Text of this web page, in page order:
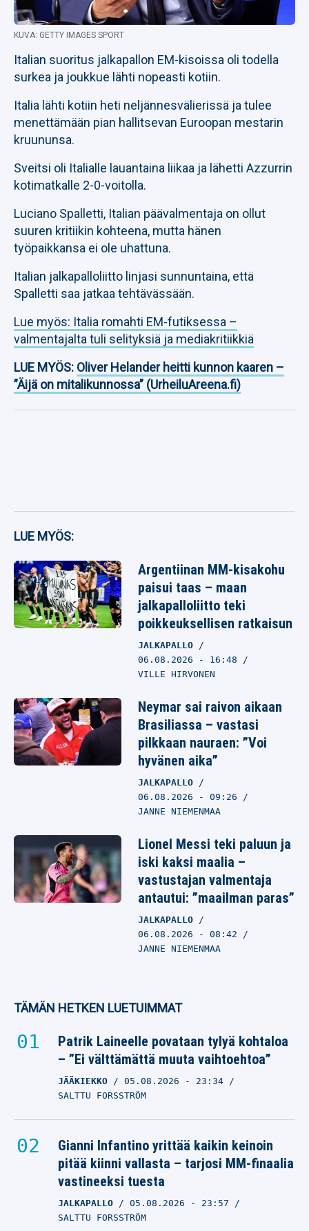
KUVA: GETTY IMAGES SPORT
Italian suoritus jalkapallon EM-kisoissa oli todella
surkea ja joukkue lähti nopeasti kotiin.
Italia lähti kotiin heti neljännesvälierissä ja tulee
menettämään pian hallitsevan Euroopan mestarin
kruununsa.
Sveitsi oli Italialle lauantaina liikaa ja lähetti Azzurrin
kotimatkalle 2-0-voitolla.
Luciano Spalletti, Italian päävalmentaja on ollut
suuren kritiikin kohteena, mutta hänen
työpaikkansa ei ole uhattuna.
Italian jalkapalloliitto linjasi sunnuntaina, että
Spalletti saa jatkaa tehtävässään.
Lue myös: Italia romahti EM-futiksessa –
valmentajalta tuli selityksiä ja mediakritiikkiä
LUE MYÖS: Oliver Helander heitti kunnon kaaren –
”Äijä on mitalikunnossa” (UrheiluAreena.fi)
LUE MYÖS:
Argentiinan MM-kisakohu
paisui taas – maan
jalkapalloliitto teki
poikkeuksellisen ratkaisun
JALKAPALLO
06.08.2026 - 16:48
VILLE HIRVONEN
Neymar sai raivon aikaan
Brasiliassa – vastasi
pilkkaan nauraen: ”Voi
hyvänen aika”
JALKAPALLO
06.08.2026 - 09:26
JANNE NIEMENMAA
Lionel Messi teki paluun ja
iski kaksi maalia –
vastustajan valmentaja
antautui: ”maailman paras”
JALKAPALLO
06.08.2026 - 08:42
JANNE NIEMENMAA
TÄMÄN HETKEN LUETUIMMAT
Patrik Laineelle povataan tylyä kohtaloa
– ”Ei välttämättä muuta vaihtoehtoa”
JÄÄKIEKKO 05.08.2026 - 23:34
SALTTU FORSSTRÖM
Gianni Infantino yrittää kaikin keinoin
pitää kiinni vallasta – tarjosi MM-finaalia
vastineeksi tuesta
JALKAPALLO 05.08.2026 - 23:57
SALTTU FORSSTRÖM